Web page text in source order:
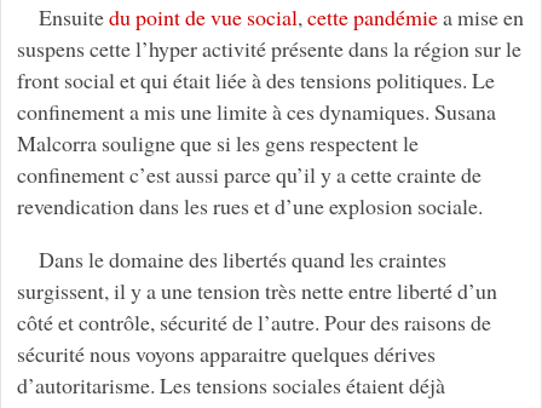
Ensuitedu point de vue social,cette pandémiea mise en
suspens cette l’hyper activité présente dans la région sur le
front social et qui était liée à des tensions politiques. Le
confinement a mis une limite à ces dynamiques. Susana
Malcorra souligne que si les gens respectent le
confinement c’est aussi parce qu’il y a cette crainte de
revendication dans les rues et d’une explosion sociale.
Dans le domaine des libertés quand les craintes
surgissent, il y a une tension très nette entre liberté d’un
côté et contrôle, sécurité de l’autre. Pour des raisons de
sécurité nous voyons apparaitre quelques dérives
d’autoritarisme. Les tensions sociales étaient déjà